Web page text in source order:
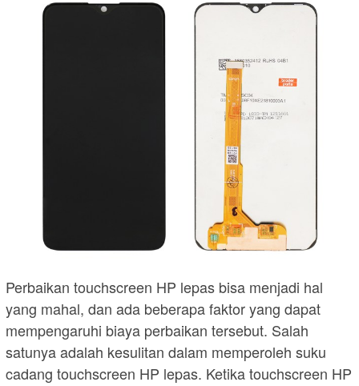
Perbaikan touchscreen HP lepas bisa menjadi hal
yang mahal, dan ada beberapa faktor yang dapat
mempengaruhi biaya perbaikan tersebut. Salah
satunya adalah kesulitan dalam memperoleh suku
cadang touchscreen HP lepas. Ketika touchscreen HP